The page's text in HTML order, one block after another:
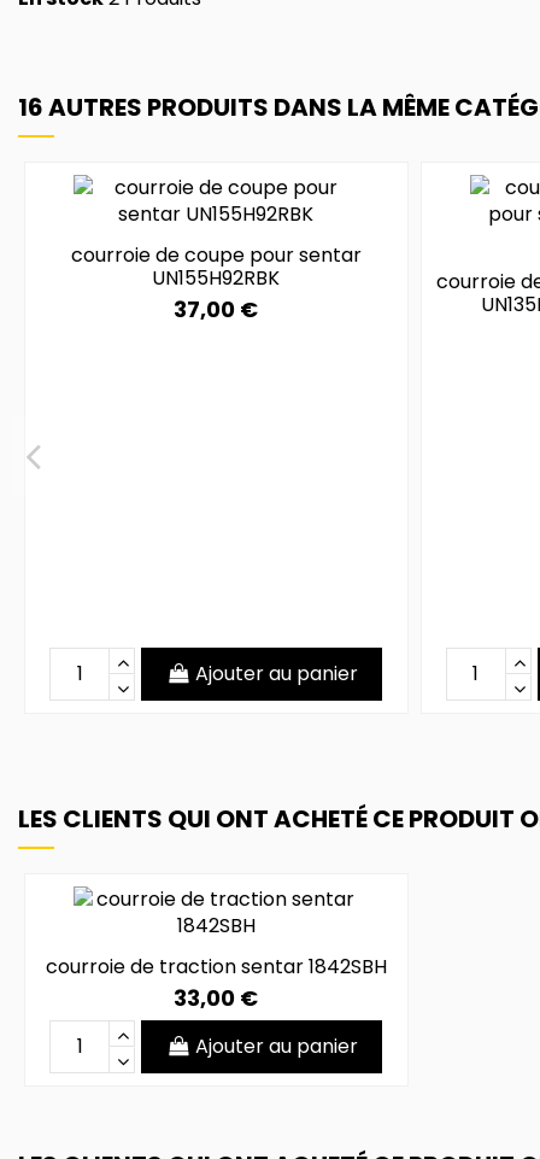
16 AUTRES PRODUITS DANS LA MÊME
courroie de coupe pour sentar
UN155H92RBK
37,00 €
Ajouter au panier
courroie
LES CLIENTS QUI ONT ACHETÉ CE PRODUIT
courroie de traction sentar 1842SBH
33,00 €
Ajouter au panier